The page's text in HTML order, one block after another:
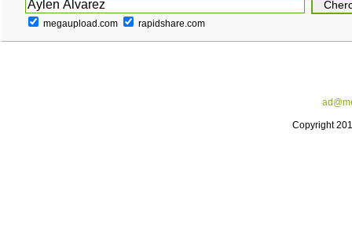
megaupload.com rapidshare.com
Copyright